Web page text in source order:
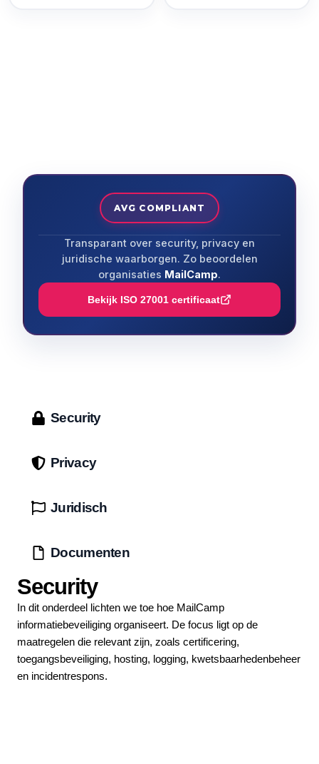
AVG COMPLIANT
Transparant over security, privacy en
juridische waarborgen. Zo beoordelen
organisaties MailCamp.
Bekijk ISO 27001 certificaat
Security
Privacy
Juridisch
Documenten
Security
In dit onderdeel lichten we toe hoe MailCamp
informatiebeveiliging organiseert. De focus ligt op de
maatregelen die relevant zijn, zoals certificering,
toegangsbeveiliging, hosting, logging, kwetsbaarhedenbeheer
en incidentrespons.